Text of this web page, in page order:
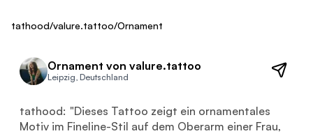
tathood/valure.tattoo/Ornament
Ornament von valure.tattoo
Leipzig, Deutschland
Dieses Tattoo zeigt ein ornamentales Motiv im
tathood: "Dieses Tattoo zeigt ein ornamentales
Motiv im Fineline-Stil auf dem Oberarm einer Frau,